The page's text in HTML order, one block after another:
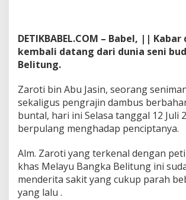
DETIKBABEL.COM – Babel, || Kabar
kembali datang dari dunia seni
Belitung.
Zaroti bin Abu Jasin, seorang
sekaligus pengrajin dambus
buntal, hari ini Selasa tanggal 12 Juli
berpulang menghadap penciptanya.
Alm. Zaroti yang terkenal dengan
khas Melayu Bangka Belitung ini
menderita sakit yang cukup parah
yang lalu .